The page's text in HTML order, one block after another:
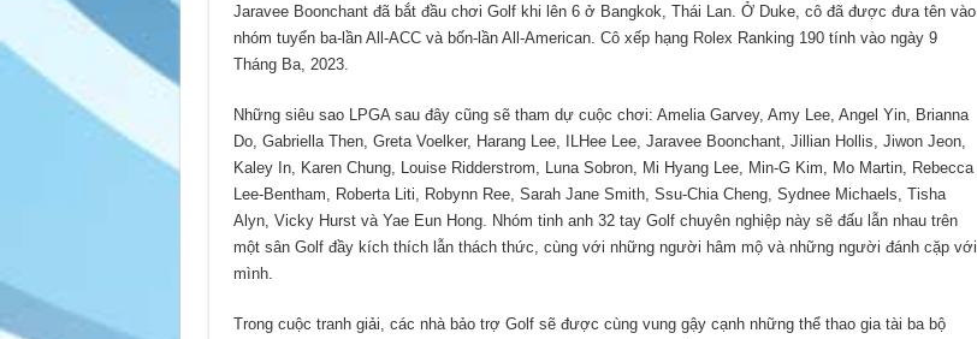
Jaravee Boonchant đã bắt đầu chơi Golf khi lên 6 ở Bangkok, Thái Lan. Ở Duke, cô đã được đưa tên vào
nhóm tuyển ba-lần All-ACC và bốn-lần All-American. Cô xếp hạng Rolex Ranking 190 tính vào ngày 9
Tháng Ba, 2023.
Những siêu sao LPGA sau đây cũng sẽ tham dự cuộc chơi: Amelia Garvey, Amy Lee, Angel Yin, Brianna
Do, Gabriella Then, Greta Voelker, Harang Lee, ILHee Lee, Jaravee Boonchant, Jillian Hollis, Jiwon Jeon,
Kaley In, Karen Chung, Louise Ridderstrom, Luna Sobron, Mi Hyang Lee, Min-G Kim, Mo Martin, Rebecca
Lee-Bentham, Roberta Liti, Robynn Ree, Sarah Jane Smith, Ssu-Chia Cheng, Sydnee Michaels, Tisha
Alyn, Vicky Hurst và Yae Eun Hong. Nhóm tinh anh 32 tay Golf chuyên nghiệp này sẽ đấu lẫn nhau trên
một sân Golf đầy kích thích lẫn thách thức, cùng với những người hâm mộ và những người đánh cặp với
mình.
Trong cuộc tranh giải, các nhà bảo trợ Golf sẽ được cùng vung gậy cạnh những thể thao gia tài ba bộ